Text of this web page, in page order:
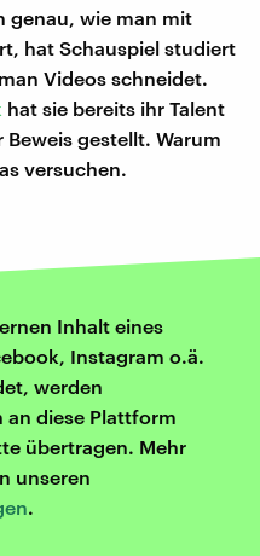
genau, wie man mit
hat Schauspiel studiert
Videos schneidet.
hat sie bereits ihr Talent
gestellt. Warum
versuchen.
Inhalt eines
Instagram o.ä.
werden
an diese Plattform
übertragen. Mehr
unseren
.